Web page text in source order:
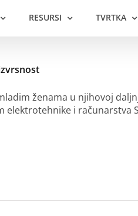
RESURSI TVRTKA
ženama u njihovoj
i računarstva